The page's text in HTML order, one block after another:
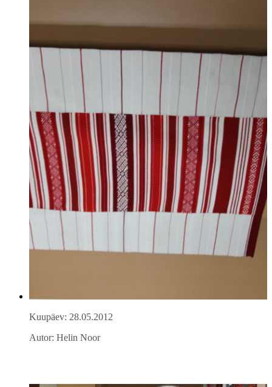
Kuupäev: 28.05.2012
Autor: Helin Noor